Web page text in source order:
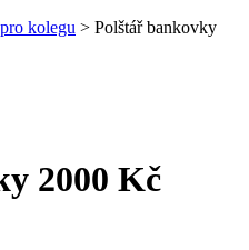
kolegu > Polštář bankovky
2000 Kč